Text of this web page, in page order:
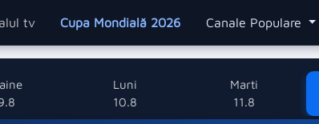
tv Cupa Mondială 2026 Canale Populare
Luni
10.8
Marti
11.8